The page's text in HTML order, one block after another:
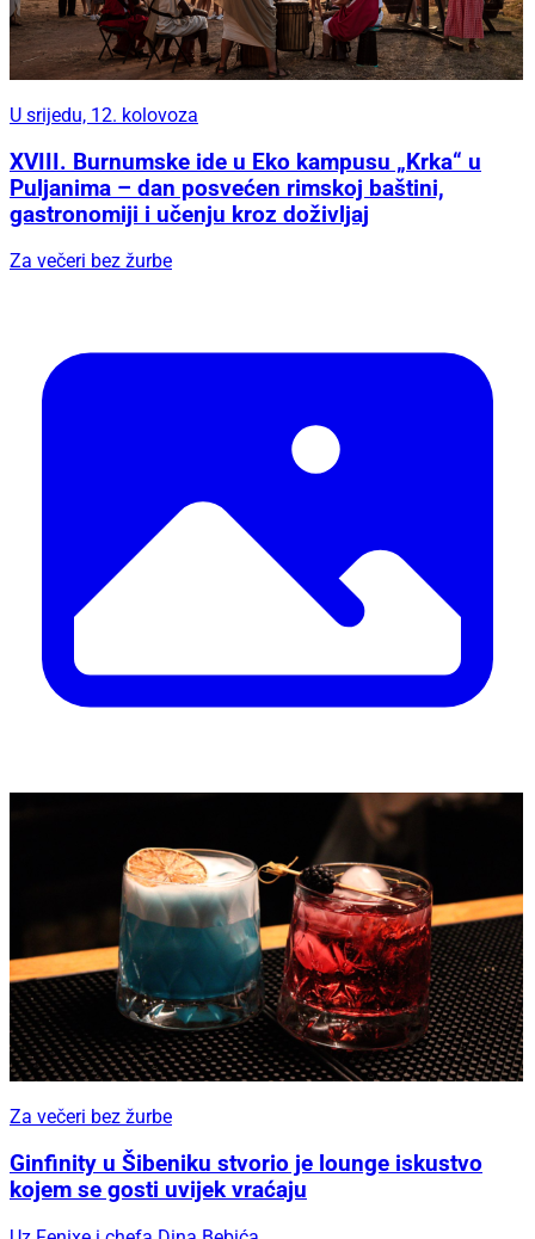
U srijedu, 12. kolovoza
XVIII. Burnumske ide u Eko kampusu „Krka“ u
Puljanima – dan posvećen rimskoj baštini,
gastronomiji i učenju kroz doživljaj
Za večeri bez žurbe
Za večeri bez žurbe
Ginfinity u Šibeniku stvorio je lounge iskustvo
kojem se gosti uvijek vraćaju